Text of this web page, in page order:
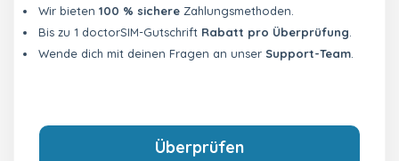
Wir bieten 100 % sichere Zahlungsmethoden.
Bis zu 1 doctorSIM-Gutschrift Rabatt pro Überprüfung
Wende dich mit deinen Fragen an unser Support-Team
Überprüfen